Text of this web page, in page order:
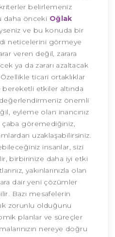
belirlemeniz
daha önceki Oğlak
ve bu konuda bir
neticelerini görmeye
veren değil, zarara
ya da zararı azaltacak
Özellikle ticari ortaklıklar
bereketli etkiler altında
önemli
eyleme olan inancınız
çaba göremediğiniz,
uzaklaşabilirsiniz.
insanlar, sizi
birbirinize daha iyi etki
yakınlarınızla olan
dair yeni çözümler
Bazı mesafelerin
zorunlu olduğunu
planlar ve süreçler
nereye doğru